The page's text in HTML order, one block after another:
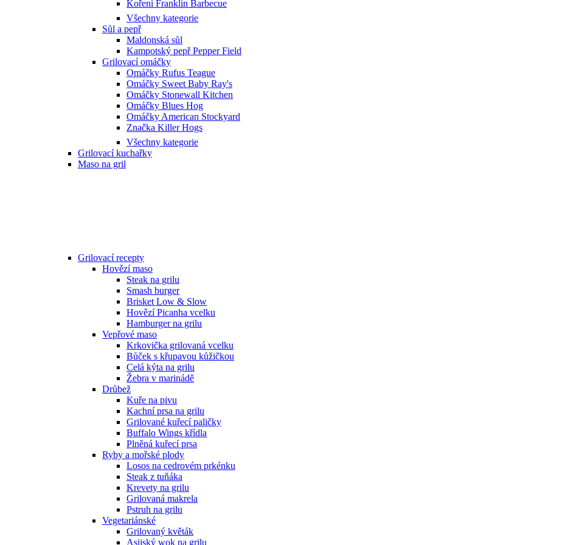
Koření Franklin Barbecue
Všechny kategorie
Sůl a pepř
Maldonská sůl
Kampotský pepř Pepper Field
Grilovací omáčky
Omáčky Rufus Teague
Omáčky Sweet Baby Ray's
Omáčky Stonewall Kitchen
Omáčky Blues Hog
Omáčky American Stockyard
Značka Killer Hogs
Všechny kategorie
Grilovací kuchařky
Maso na gril
Grilovací recepty
Hovězí maso
Steak na grilu
Smash burger
Brisket Low & Slow
Hovězí Picanha vcelku
Hamburger na grilu
Vepřové maso
Krkovička grilovaná vcelku
Bůček s křupavou kůžičkou
Celá kýta na grilu
Žebra v marinádě
Drůbež
Kuře na pivu
Kachní prsa na grilu
Grilované kuřecí paličky
Buffalo Wings křídla
Plněná kuřecí prsa
Ryby a mořské plody
Losos na cedrovém prkénku
Steak z tuňáka
Krevety na grilu
Grilovaná makrela
Pstruh na grilu
Vegetariánské
Grilovaný květák
Asijský wok na grilu